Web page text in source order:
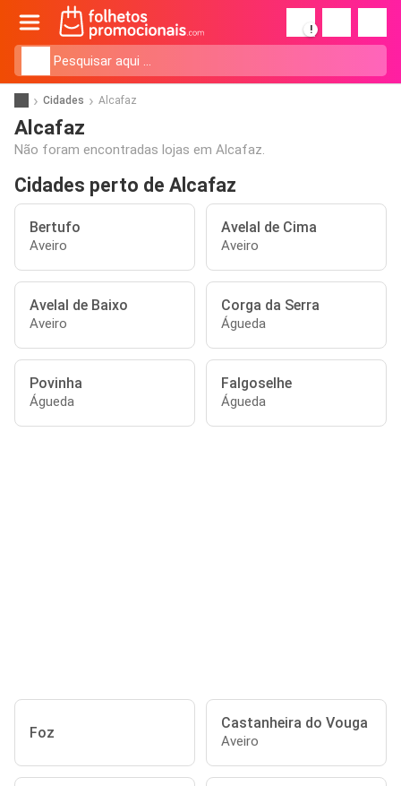
!
Cidades Alcafaz
Alcafaz
Não foram encontradas lojas em Alcafaz.
Cidades perto de Alcafaz
Bertufo
Aveiro
Avelal de Cima
Aveiro
Avelal de Baixo
Aveiro
Corga da Serra
Águeda
Povinha
Águeda
Falgoselhe
Águeda
Foz
Castanheira do Vouga
Aveiro